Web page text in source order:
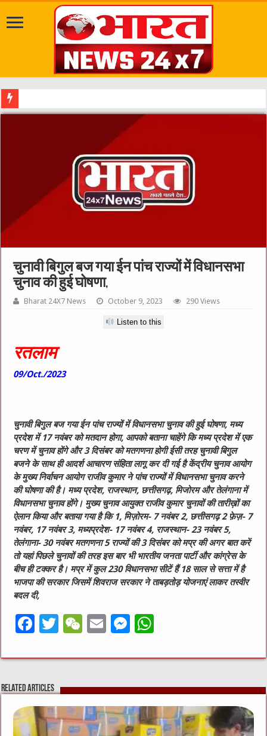
चुनावी बिगुल बज गया ईन पांच राज्यों में विधानसभा
चुनाव की हुई घोषणा,
Bharat 24X7 News October 9, 2023 290 Views
Listen to this
रतलाम
09/Oct./2023
चुनावी बिगुल बज गया ईन पांच राज्यों में विधानसभा चुनाव की हुई घोषणा, मध्य
प्रदेश में 17 नवंबर को मतदान होगा, आपको बताना चाहेंगे कि मध्य प्रदेश में एक
चरण में चुनाव होंगे और 3 दिसंबर को मतगणना होगी ईसी तरह चुनावी बिगुल
बजने के साथ ही आदर्श आचारण संहिता लागू कर दी गई है केंद्रीय चुनाव आयोग
के मुख्य निर्वाचन आयोग राजीव कुमार ने पांच राज्यों में विधानसभा चुनाव करने
की घोषणा की है। मध्य प्रदेश, राजस्थान, छत्तीसगढ़, मिजोरम और तेलंगाना में
विधानसभा चुनाव होंगे। मुख्य चुनाव आयुक्त राजीव कुमार चुनावों की तारीख़ों का
ऐलान किया और बताया गया है कि 1, मिज़ोरम- 7 नवंबर 2, छत्तीसगढ़ 2 फ़ेज़- 7
नवंबर, 17 नवंबर 3, मध्यप्रदेश- 17 नवंबर 4, राजस्थान- 23 नवंबर 5,
तेलंगाना- 30 नवंबर मतगणना 5 राज्यों की 3 दिसंबर को मप्र की अगर बात करें
तो यहां पिछले चुनावों की तरह इस बार भी भारतीय जनता पार्टी और कांग्रेस के
बीच ही टक्कर है। मप्र में कुल 230 विधानसभा सीटें हैं 18 साल से सत्ता में है
भाजपा की सरकार जिसमें शिवराज सरकार ने ताबड़तोड़ योजनाएं लाकर तस्वीर
बदल दी,
F
c
e
b
o
T
it
te
r
W
C
h
at
E
ai
l
M
ss
e
n
g
at
s
A
p
Related Articles